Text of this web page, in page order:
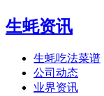
生蚝资讯
生蚝吃法菜谱
公司动态
业界资讯